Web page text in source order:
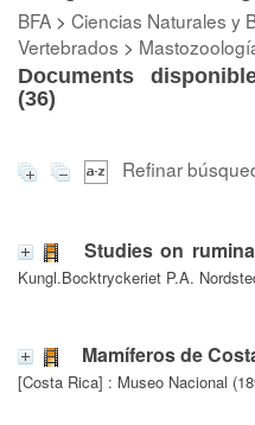
BFA > Ciencias Naturales y
Vertebrados >
Documents
(36)
Refinar
Studies on
Kungl.Bocktryckeriet P.A.
Mamíferos de
[Costa Rica] : Museo Nacional